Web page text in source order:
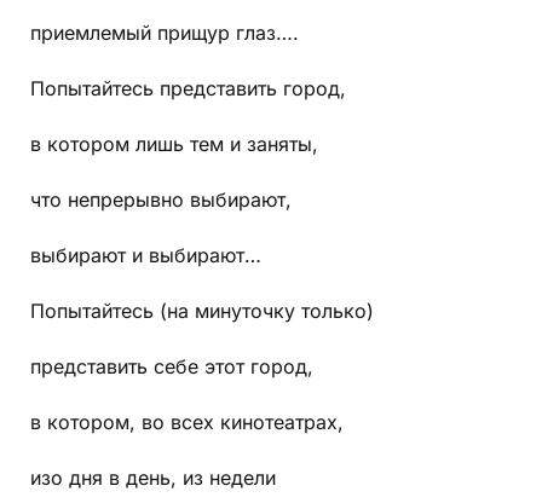
приемлемый прищур глаз….
Попытайтесь представить город,
в котором лишь тем и заняты,
что непрерывно выбирают,
выбирают и выбирают…
Попытайтесь (на минуточку только)
представить себе этот город,
в котором, во всех кинотеатрах,
изо дня в день, из недели